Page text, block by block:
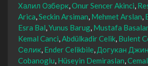
Халил Озберк Onur Sencer Akinci
Arica Seckin Arsiman Mehmet Arslan
Esra Bal Yunus Barug Mustafa
Kemal Canci Abdülkadir Celik Bulent
Селик Ender Celikbile Догукан
Cobanoglu Hüseyin Demiraslan